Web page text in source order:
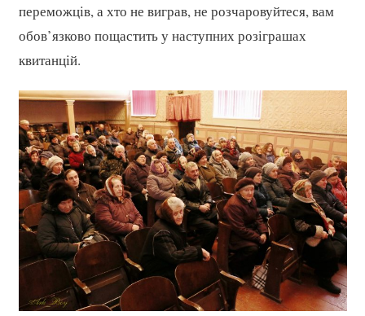
переможців, а хто не виграв, не розчаровуйтеся, вам
обов’язково пощастить у наступних розіграшах
квитанцій.